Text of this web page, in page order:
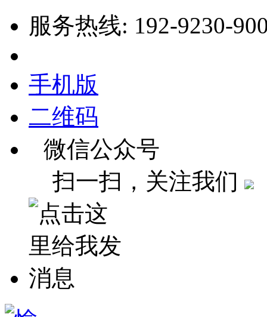
服务热线: 192-9230-
手机版
二维码
微信公众号
扫一扫，关注我们